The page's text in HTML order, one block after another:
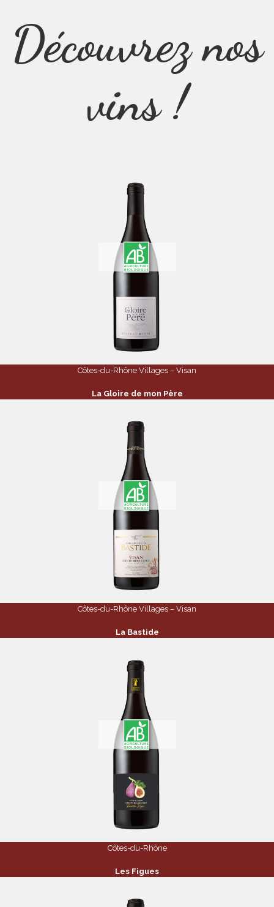
Découvrez nos
vins !
Côtes-du-Rhône Villages – Visan
La Gloire de mon Père
Côtes-du-Rhône Villages – Visan
La Bastide
Côtes-du-Rhône
Les Figues